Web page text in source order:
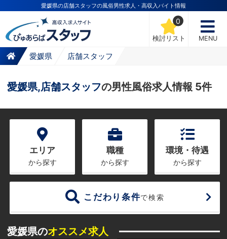
愛媛県の店舗スタッフの風俗男性求人・高収入バイト情報
検討リスト
0
MENU
愛媛県 店舗スタッフ
愛媛県,店舗スタッフの男性風俗求人情報 5件
エリア
から探す
職種
から探す
環境・待遇
から探す
こだわり条件で検索
愛媛県のオススメ求人